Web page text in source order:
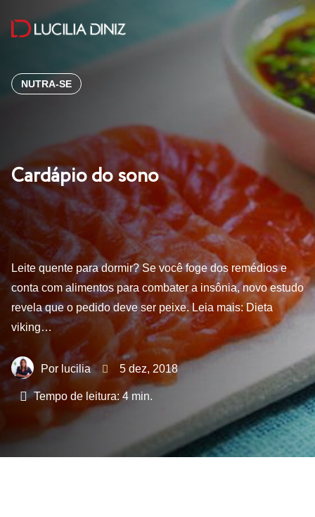
NUTRA-SE
Cardápio do sono
Leite quente para dormir? Se você foge dos remédios e
conta com alimentos para combater a insônia, novo estudo
revela que o pedido deve ser peixe. Leia mais: Dieta
viking…
lucilia 5 dez, 2018
Tempo de leitura: 4 min.